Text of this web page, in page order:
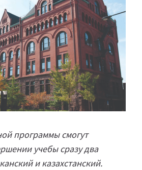
программы смогут
учебы сразу два
и казахстанский.